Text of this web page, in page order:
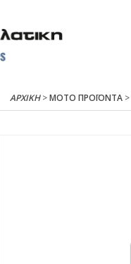
ΑΡΧΙΚΉ>ΜΟΤΟ ΠΡΟΪΟΝΤΑ>